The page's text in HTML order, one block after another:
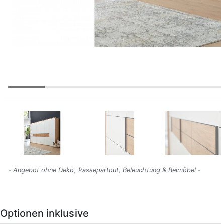
- Angebot ohne Deko, Passepartout, Beleuchtung & Beimöbel -
Optionen inklusive